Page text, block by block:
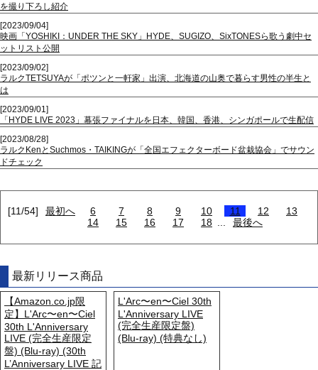
を撮り下ろし紹介
[2023/09/04]
映画「YOSHIKI：UNDER THE SKY」HYDE、SUGIZO、SixTONESら歌う劇中セ
ットリスト公開
[2023/09/02]
ラルクTETSUYAが「ポツンと一軒家」出演、北海道の山奥で暮らす男性の半生と
は
[2023/09/01]
「HYDE LIVE 2023」幕張ファイナルを日本、韓国、香港、シンガポールで生配信
[2023/08/28]
ラルクKenとSuchmos・TAIKINGが「全国エフェクターボード盆栽協会」でサウン
ドチェック
[11/54] 最初へ 6 7 8 9 10 11 12
13
14
15 16 17 18 最後へ
最新リリース商品
【Amazon.co.jp限
定】L'Arc〜en〜Ciel
30th L'Anniversary
LIVE (完全生産限定
盤) (Blu-ray) (30th
L’Anniversary LIVE 記
L'Arc〜en〜Ciel 30th
L'Anniversary LIVE
(完全生産限定盤)
(Blu-ray) (特典なし)